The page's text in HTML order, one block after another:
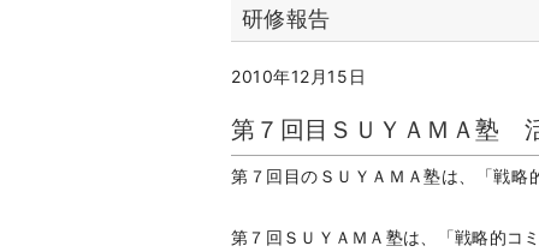
研修報告
2010年12月15日
第７回目ＳＵＹＡＭＡ塾
第７回目のＳＵＹＡＭＡ塾は、「戦
第７回ＳＵＹＡＭＡ塾は、「戦略的コ